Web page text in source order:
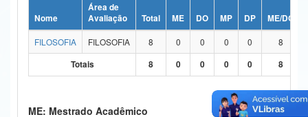
Ministério da Ciência, Tecnologia, Inovações e Comunicações
Ministério do Meio Ambiente
Nome
Área de
Avaliação
Total ME DO MP DP ME/DO
FILOSOFIA
FILOSOFIA 8 0 0 0 0
8
Totais
8 0 0 0 0 8
ME: Mestrado Acadêmico